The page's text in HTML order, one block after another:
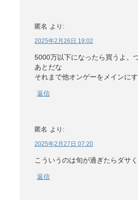
匿名 より:
2025年2月26日 19:02
5000万以下になったら買うよ。
あとだな
それまで他オンゲーをメインに
返信
匿名 より:
2025年2月27日 07:20
こういうのは旬が過ぎたらダサ
返信